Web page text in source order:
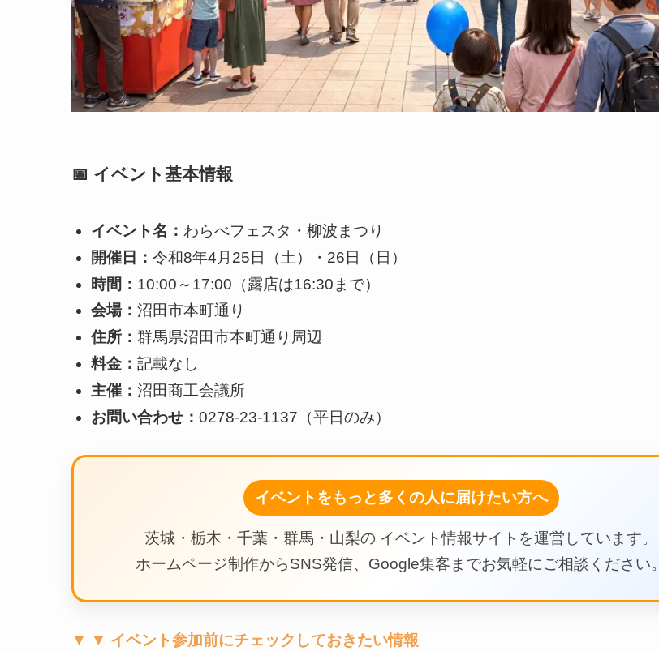
📅 イベント基本情報
イベント名： わらべフェスタ・柳波まつり
開催日： 令和8年4月25日（土）・26日（日）
時間： 10:00～17:00（露店は16:30まで）
会場： 沼田市本町通り
住所： 群馬県沼田市本町通り周辺
料金： 記載なし
主催： 沼田商工会議所
お問い合わせ： 0278-23-1137（平日のみ）
イベントをもっと多くの人に届けたい方へ
茨城・栃木・千葉・群馬・山梨の イベント情報サイトを運営しています。
ホームページ制作からSNS発信、Google集客までお気軽にご相談ください。
▼ ▼ イベント参加前にチェックしておきたい情報